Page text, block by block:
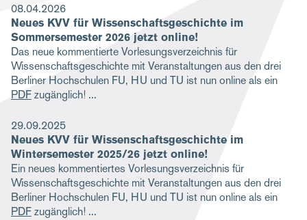
a
t
i
o
n
08.04.2026
Neues KVV für Wissenschaftsgeschichte im
Sommersemester 2026 jetzt online!
Das neue kommentierte Vorlesungsverzeichnis für
Wissenschaftsgeschichte mit Veranstaltungen aus den drei
Berliner Hochschulen FU, HU und TU ist nun online als ein
PDFzugänglich!
29.09.2025
Neues KVV für Wissenschaftsgeschichte im
Wintersemester 2025/26 jetzt online!
Ein neues kommentiertes Vorlesungsverzeichnis für
Wissenschaftsgeschichte mit Veranstaltungen aus den drei
Berliner Hochschulen FU, HU und TU ist nun online als ein
PDFzugänglich!